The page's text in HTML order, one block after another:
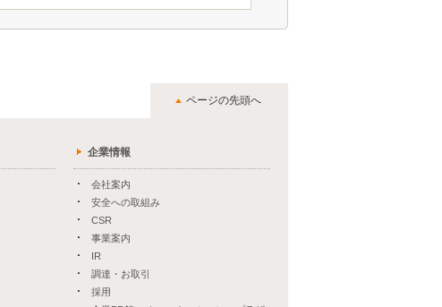
ページの先頭へ
企業情報
会社案内
安全への取組み
CSR
事業案内
IR
調達・お取引
採用